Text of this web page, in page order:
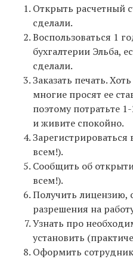
регистрации ИП
ЭТОЙ ССЫЛКЕ
В инструкции после
нашем сервисе вам на
для регистрации в Эльбе.
Интернет-бухгалтерия
отличный вариант.
бесплатно, но по
имеет чуть больший
полноценно работать
являемся
смело можем
зарегистрироваться по
Открыть расчетный
сделали.
Воспользоваться 1
бухгалтерии Эльба,
сделали.
Заказать печать.
многие просят ее
поэтому потратьте
и живите спокойно.
Зарегистрироваться
всем!).
Сообщить об
всем!).
Получить лицензию,
разрешения на
Узнать про
установить
Оформить